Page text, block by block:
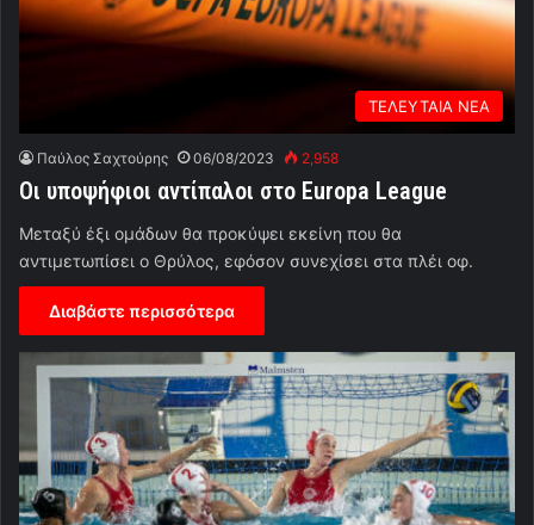
ΤΕΛΕΥΤΑΙΑ ΝΕΑ
Παύλος Σαχτούρης 06/08/2023 2,958
Οι υποψήφιοι αντίπαλοι στο Europa League
Μεταξύ έξι ομάδων θα προκύψει εκείνη που θα
αντιμετωπίσει ο Θρύλος, εφόσον συνεχίσει στα πλέι οφ.
Διαβάστε περισσότερα